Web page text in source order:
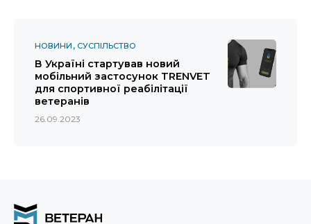
НОВИНИ СУСПІЛЬСТВО
В Україні стартував новий
мобільний застосунок TRENVET
для спортивної реабілітації
ветеранів
26.09.2023